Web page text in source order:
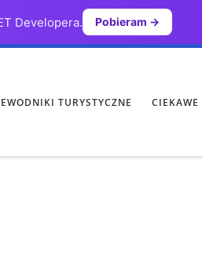
Developera. Pobieram →
TURYSTYCZNE CIEKAWE